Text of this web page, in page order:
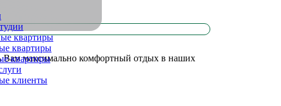
квартиры
квартиры
квартиры
клиенты
Вам максимально комфортный отдых в наших